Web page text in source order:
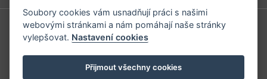
Příhlášení | Registrace
Kontaktní informace
Soubory cookies vám usnadňují práci s našimi
webovými stránkami a nám pomáhají naše stránky
vylepšovat. Nastavení cookies
Přijmout všechny cookies